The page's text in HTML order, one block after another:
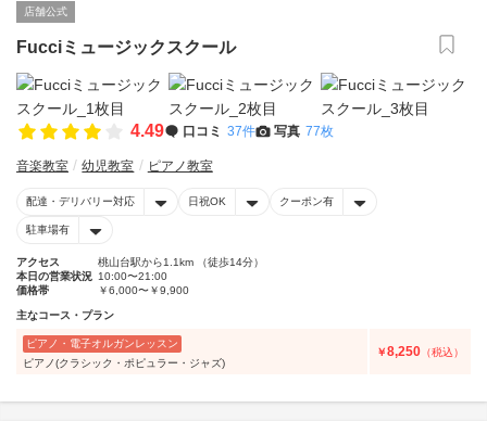
店舗公式
Fucciミュージックスクール
4.49 口コミ 37件 写真 77枚
音楽教室 幼児教室 ピアノ教室
配達・デリバリー対応 日祝OK クーポン有
駐車場有
アクセス
桃山台駅から1.1km （徒歩14分）
本日の営業状況 10:00〜21:00
価格帯
￥6,000〜￥9,900
主なコース・プラン
ピアノ・電子オルガンレッスン
ピアノ(クラシック・ポピュラー・ジャズ)
￥8,250 （税込）